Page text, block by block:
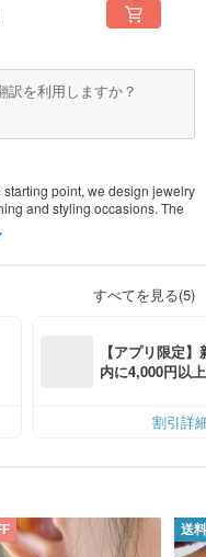
訳を利用しますか？
point, we design jewelry
and styling occasions. The
designed by Doris can inject
すべてを見る(5)
【アプリ限定
内に4,000円以
割引詳
送